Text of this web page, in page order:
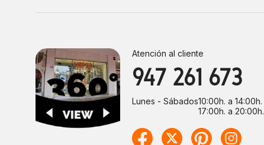
Atención al cliente
947 261 673
Lunes - Sábados10:00h. a 14:00h.
17:00h. a 20:00h.